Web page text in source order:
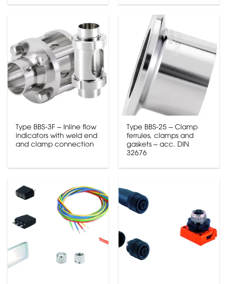
Type BBS-3F – Inline flow
indicators with weld end
and clamp connection
Type BBS-25 – Clamp
ferrules, clamps and
gaskets – acc. DIN
32676